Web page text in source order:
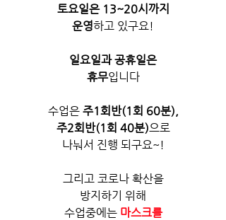
토요일은 13~20시까지
운영하고 있구요!
일요일과 공휴일은
휴무입니다
수업은 주1회반(1회 60분),
주2회반(1회 40분)으로
나눠서 진행 되구요~!
그리고 코로나 확산을
방지하기 위해
수업중에는 마스크를